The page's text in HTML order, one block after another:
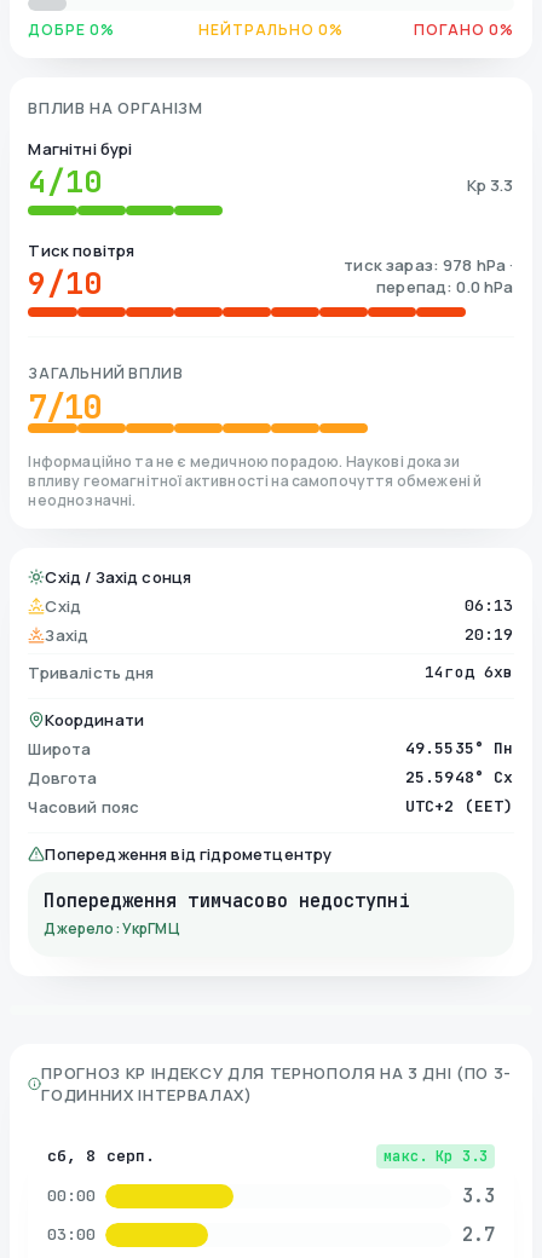
ДОБРЕ 0% НЕЙТРАЛЬНО 0% ПОГАНО 0%
ВПЛИВ НА ОРГАНІЗМ
Магнітні бурі
4/10 Kp 3.3
Тиск повітря
9/10
тиск зараз: 978 hPa ·
перепад: 0.0 hPa
ЗАГАЛЬНИЙ ВПЛИВ
7/10
Інформаційно та не є медичною порадою. Наукові докази
впливу геомагнітної активності на самопочуття обмежені й
неоднозначні.
Схід / Захід сонця
Схід
06:13
Захід 20:19
Тривалість дня 14год 6хв
Координати
Широта
49.5535° Пн
Довгота 25.5948° Сх
Часовий пояс UTC+2 (EET)
Попередження від гідрометцентру
Попередження тимчасово недоступні
Джерело: УкрГМЦ
ПРОГНОЗ KP ІНДЕКСУ ДЛЯ ТЕРНОПОЛЯ НА 3 ДНІ (ПО 3-
ГОДИННИХ ІНТЕРВАЛАХ)
сб, 8 серп. макс. Kp 3.3
00:00 3.3
03:00 2.7